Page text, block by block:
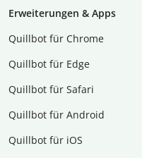
Erweiterungen & Apps
Quillbot für Chrome
Quillbot für Edge
Quillbot für Safari
Quillbot für Android
Quillbot für iOS